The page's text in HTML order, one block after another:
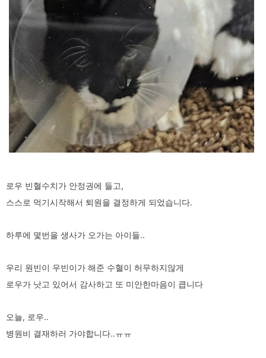
로우 빈혈수치가 안정권에 들고,
스스로 먹기시작해서 퇴원을 결정하게 되었습니다.
하루에 몇번을 생사가 오가는 아이들..
우리 원빈이 우빈이가 해준 수혈이 허무하지않게
로우가 낫고 있어서 감사하고 또 미안한마음이 큽니다
오늘, 로우..
병원비 결재하러 가야합니다..ㅠㅠ